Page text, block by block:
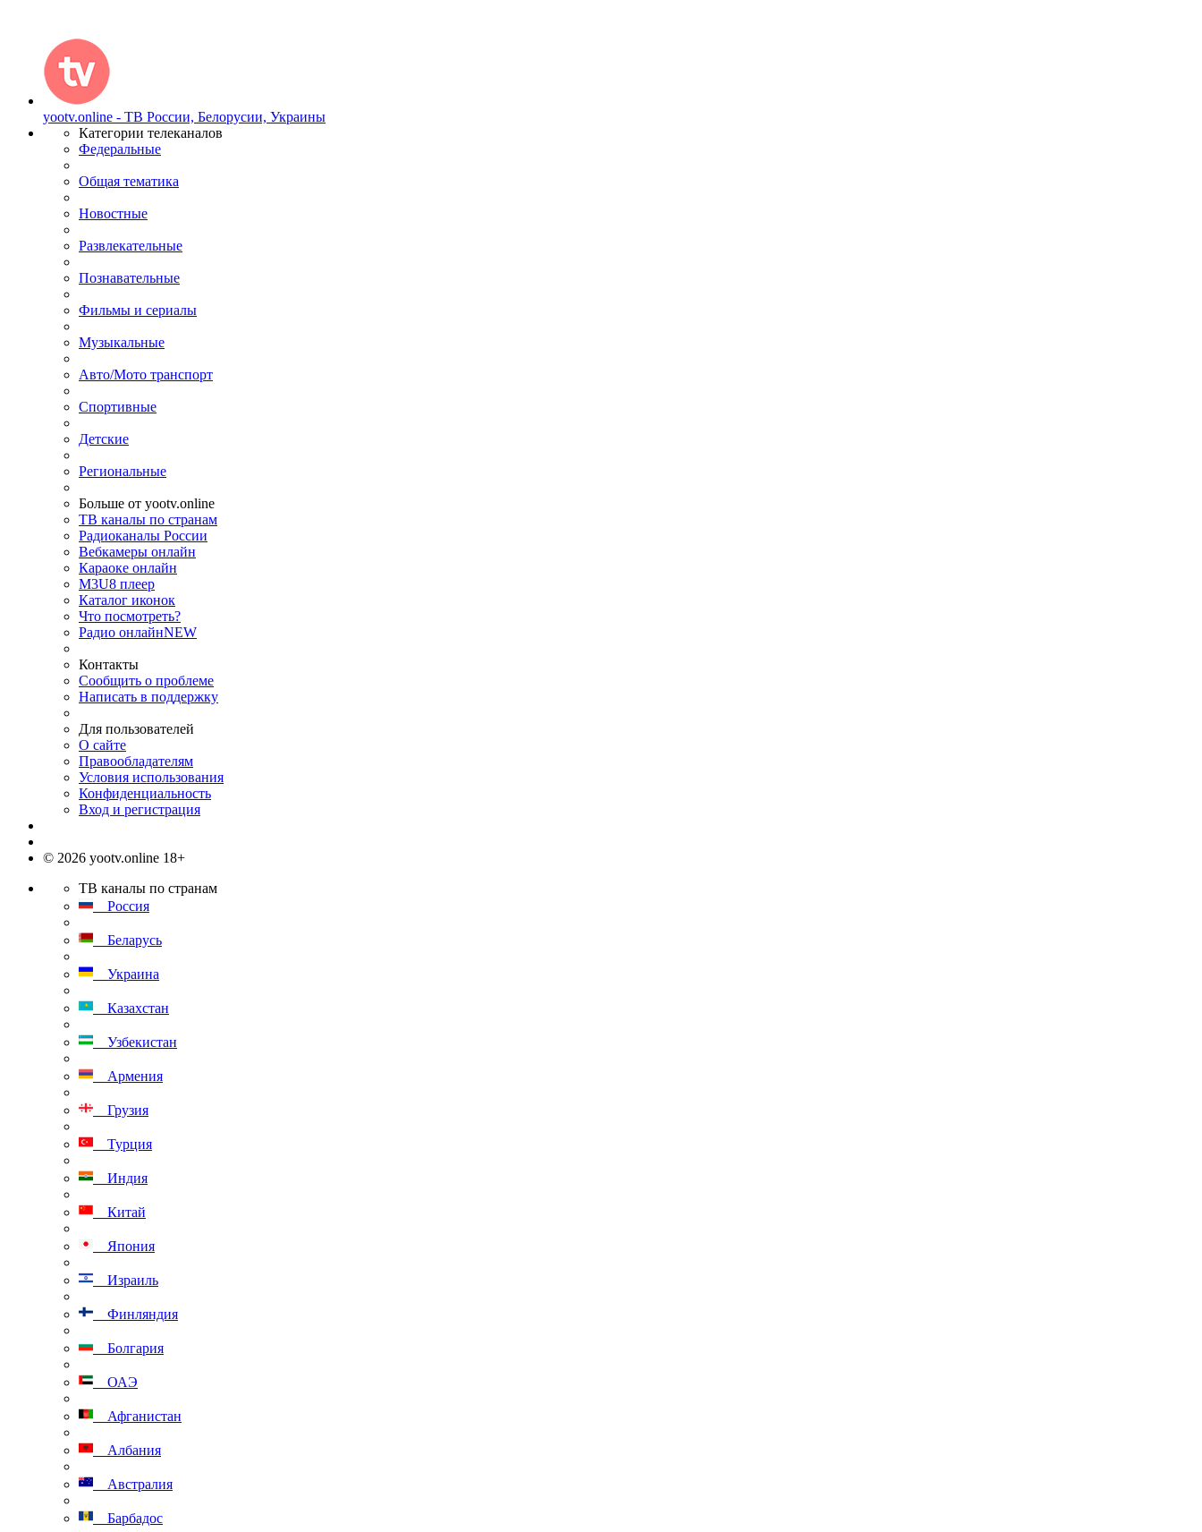
yootv.online - ТВ России, Белорусии, Украины
Категории телеканалов
Федеральные
Общая тематика
Новостные
Развлекательные
Познавательные
Фильмы и сериалы
Музыкальные
Авто/Мото транспорт
Спортивные
Детские
Региональные
Больше от yootv.online
ТВ каналы по странам
Радиоканалы России
Вебкамеры онлайн
Караоке онлайн
M3U8 плеер
Каталог иконок
Что посмотреть?
Радио онлайнNEW
Контакты
Сообщить о проблеме
Написать в поддержку
Для пользователей
О сайте
Правообладателям
Условия использования
Конфиденциальность
Вход и регистрация
© 2026 yootv.online 18+
ТВ каналы по странам
Россия
Беларусь
Украина
Казахстан
Узбекистан
Армения
Грузия
Турция
Индия
Китай
Япония
Израиль
Финляндия
Болгария
ОАЭ
Афганистан
Албания
Австралия
Барбадос